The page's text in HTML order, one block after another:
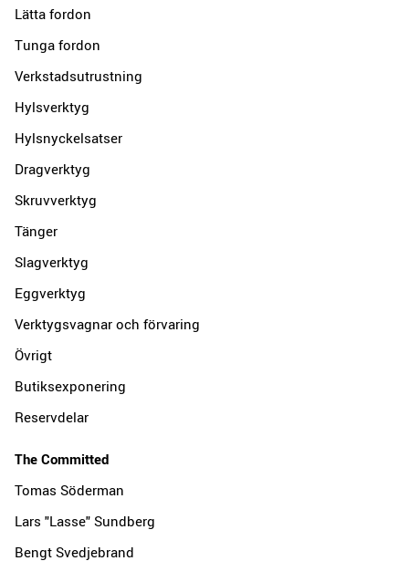
Lätta fordon
Tunga fordon
Verkstadsutrustning
Hylsverktyg
Hylsnyckelsatser
Dragverktyg
Skruvverktyg
Tänger
Slagverktyg
Eggverktyg
Verktygsvagnar och förvaring
Övrigt
Butiksexponering
Reservdelar
The Committed
Tomas Söderman
Lars "Lasse" Sundberg
Bengt Svedjebrand